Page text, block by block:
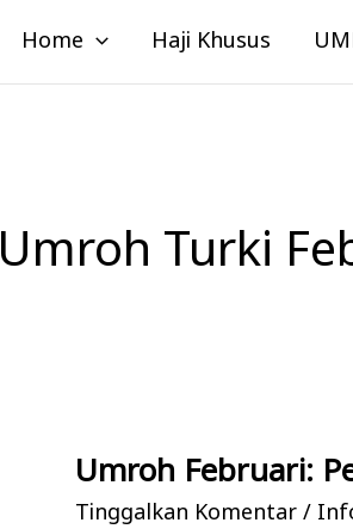
Home Haji Khusus
Umroh Turki
Umroh Februari:
Tinggalkan Komentar /
Umroh
Februari: